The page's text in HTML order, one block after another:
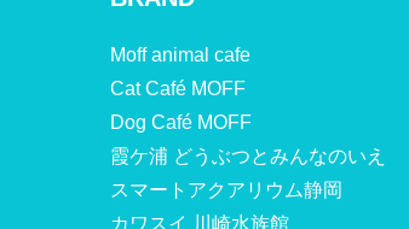
Moff animal cafe
Cat Café MOFF
Dog Café MOFF
霞ケ浦 どうぶつとみんなのいえ
スマートアクアリウム静岡
カワスイ 川崎水族館